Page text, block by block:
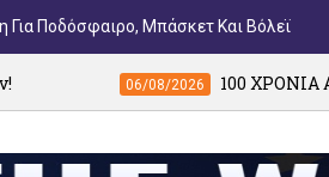
Για Ποδόσφαιρο, Μπάσκετ Και Βόλεϊ
08/2026 100 ΧΡΟΝΙΑ ΑΠΟΕΛ: Η